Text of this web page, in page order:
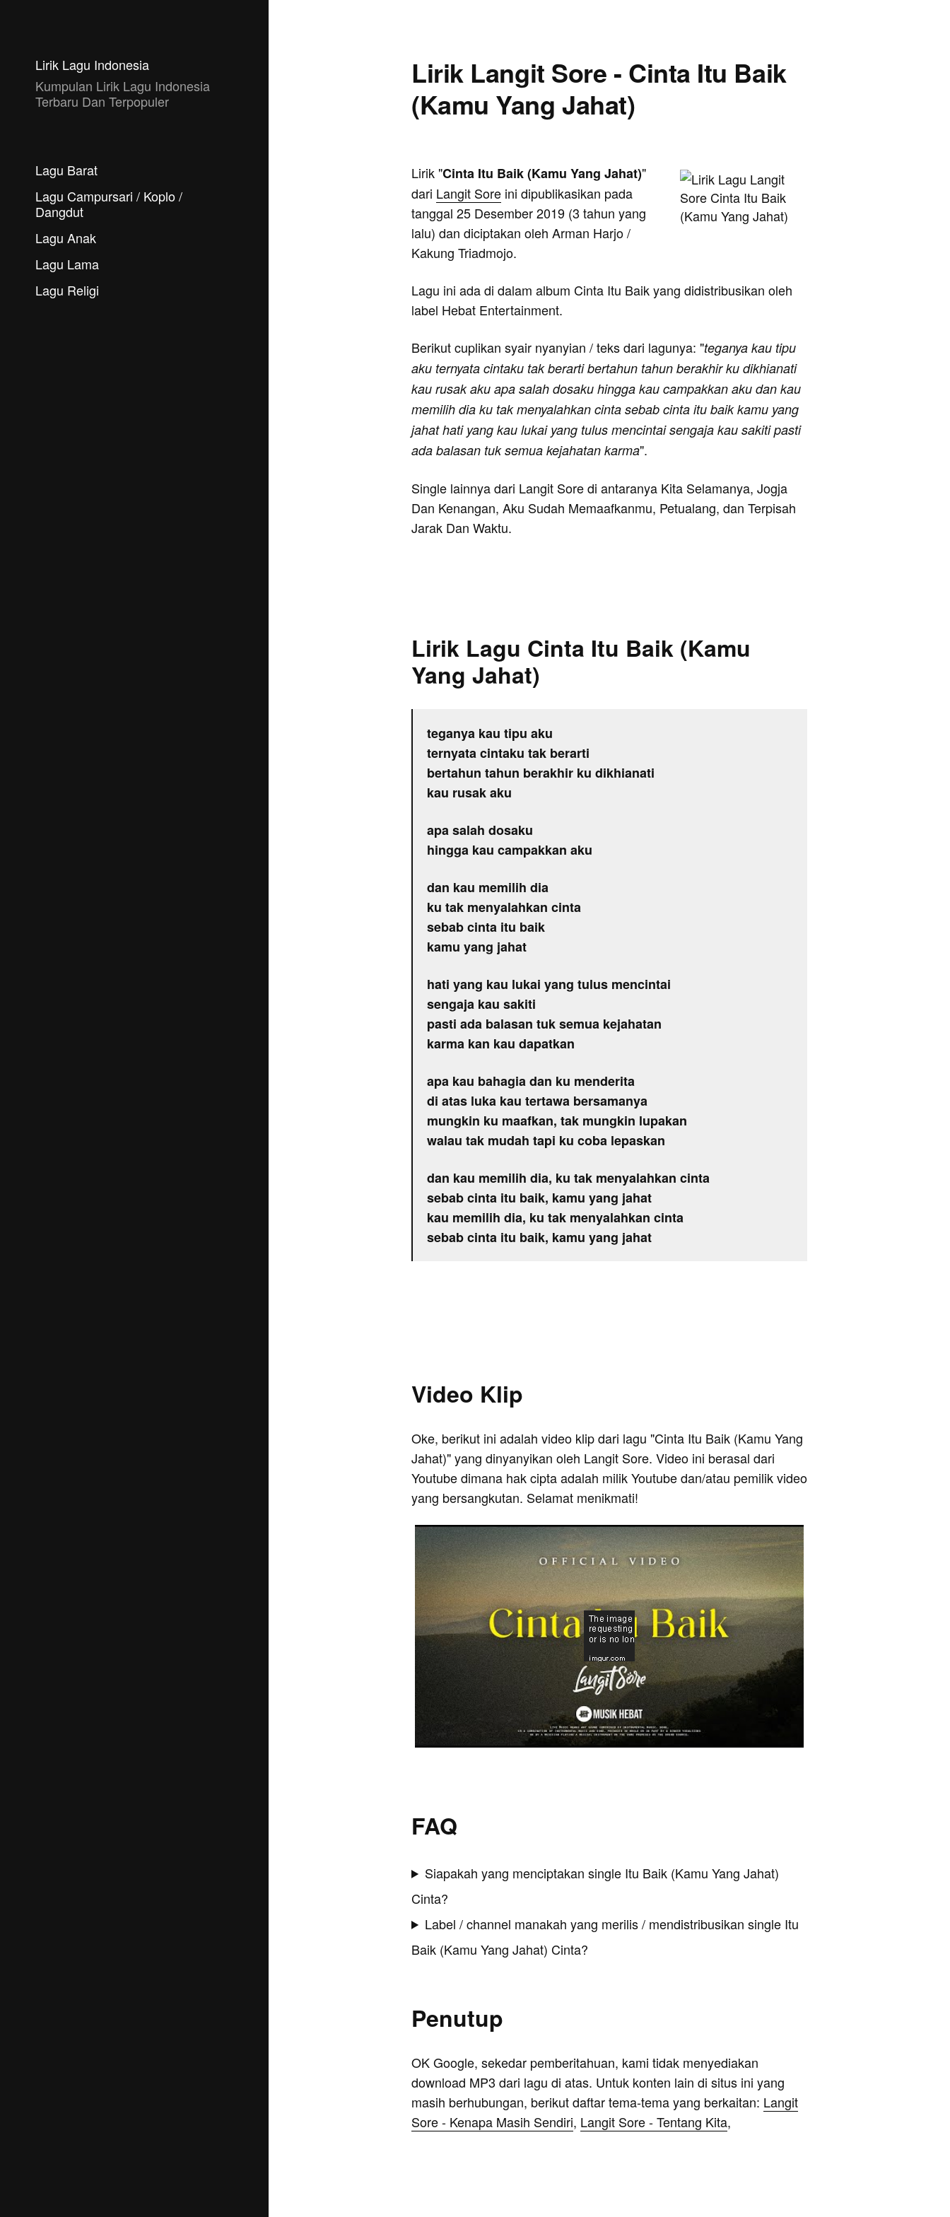
Lirik Lagu Indonesia
Kumpulan Lirik Lagu Indonesia
Terbaru Dan Terpopuler
Lagu Barat
Lagu Campursari / Koplo /
Dangdut
Lagu Anak
Lagu Lama
Lagu Religi
Lirik Langit Sore - Cinta Itu Baik
(Kamu Yang Jahat)
Lirik "Cinta Itu Baik (Kamu Yang Jahat)"
dari Langit Sore ini dipublikasikan pada
tanggal 25 Desember 2019 (3 tahun yang
lalu) dan diciptakan oleh Arman Harjo /
Kakung Triadmojo.
Lagu ini ada di dalam album Cinta Itu Baik yang didistribusikan oleh
label Hebat Entertainment.
Berikut cuplikan syair nyanyian / teks dari lagunya: "teganya kau tipu
aku ternyata cintaku tak berarti bertahun tahun berakhir ku dikhianati
kau rusak aku apa salah dosaku hingga kau campakkan aku dan kau
memilih dia ku tak menyalahkan cinta sebab cinta itu baik kamu yang
jahat hati yang kau lukai yang tulus mencintai sengaja kau sakiti pasti
ada balasan tuk semua kejahatan karma".
Single lainnya dari Langit Sore di antaranya Kita Selamanya, Jogja
Dan Kenangan, Aku Sudah Memaafkanmu, Petualang, dan Terpisah
Jarak Dan Waktu.
Lirik Lagu Cinta Itu Baik (Kamu
Yang Jahat)
teganya kau tipu aku
ternyata cintaku tak berarti
bertahun tahun berakhir ku dikhianati
kau rusak aku
apa salah dosaku
hingga kau campakkan aku
dan kau memilih dia
ku tak menyalahkan cinta
sebab cinta itu baik
kamu yang jahat
hati yang kau lukai yang tulus mencintai
sengaja kau sakiti
pasti ada balasan tuk semua kejahatan
karma kan kau dapatkan
apa kau bahagia dan ku menderita
di atas luka kau tertawa bersamanya
mungkin ku maafkan, tak mungkin lupakan
walau tak mudah tapi ku coba lepaskan
dan kau memilih dia, ku tak menyalahkan cinta
sebab cinta itu baik, kamu yang jahat
kau memilih dia, ku tak menyalahkan cinta
sebab cinta itu baik, kamu yang jahat
Video Klip
Oke, berikut ini adalah video klip dari lagu "Cinta Itu Baik (Kamu Yang
Jahat)" yang dinyanyikan oleh Langit Sore. Video ini berasal dari
Youtube dimana hak cipta adalah milik Youtube dan/atau pemilik video
yang bersangkutan. Selamat menikmati!
FAQ
Siapakah yang menciptakan single Itu Baik (Kamu Yang Jahat)
Cinta?
Label / channel manakah yang merilis / mendistribusikan single Itu
Baik (Kamu Yang Jahat) Cinta?
Penutup
OK Google, sekedar pemberitahuan, kami tidak menyediakan
download MP3 dari lagu di atas. Untuk konten lain di situs ini yang
masih berhubungan, berikut daftar tema-tema yang berkaitan: Langit
Sore - Kenapa Masih Sendiri, Langit Sore - Tentang Kita,